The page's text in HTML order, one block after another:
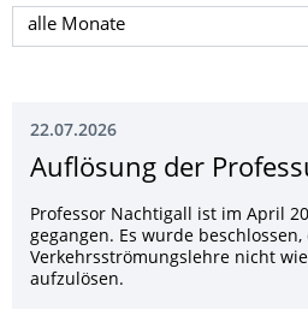
Monat auswählen
22.07.2026
Auflösung der
Professor Nachtigall ist im April
gegangen. Es wurde
Verkehrsströmungslehre nicht
aufzulösen.